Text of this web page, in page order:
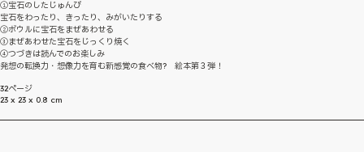
①宝石のしたじゅんび
宝石をわったり、きったり、みがいたりする
②ボウルに宝石をまぜあわせる
③まぜあわせた宝石をじっくり焼く
④つづきは読んでのお楽しみ
発想の転換力・想像力を育む新感覚の食べ物? 絵本第３弾！
32ページ
23 x 23 x 0.8 cm